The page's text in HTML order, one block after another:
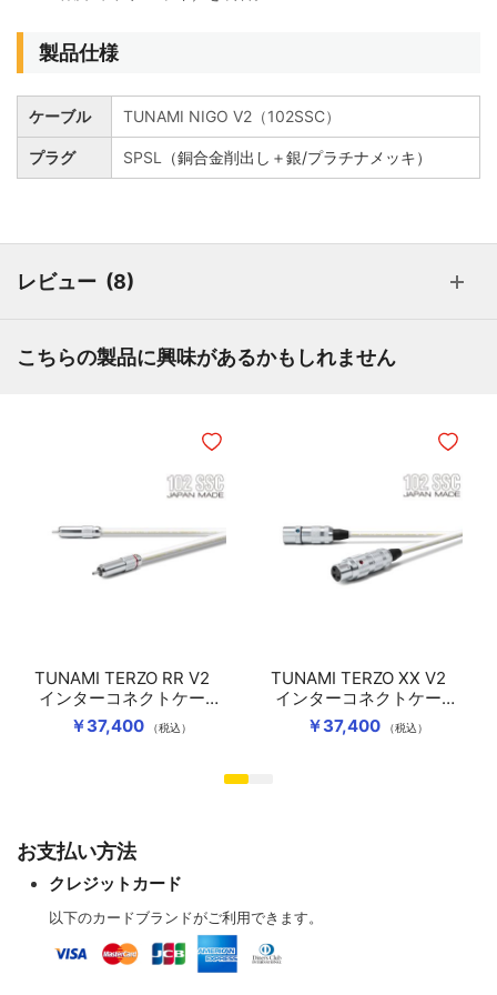
製品仕様
ケーブル TUNAMI NIGO V2（102SSC）
プラグ SPSL （銅合金削出し＋銀/プラチナメッキ）
レビュー 8
こちらの製品に興味があるかもしれません
￥37,400 （税込）
TUNAMI TERZO RR V2
インターコネクトケーブ
ル（RCAペア）
ほしいものリストに追加
￥37,400 （税込）
TUNAMI TERZO XX V2
インターコネクトケーブ
ル（XLRペア）
ほしい
お支払い方法
クレジットカード
以下のカードブランドがご利用できます。